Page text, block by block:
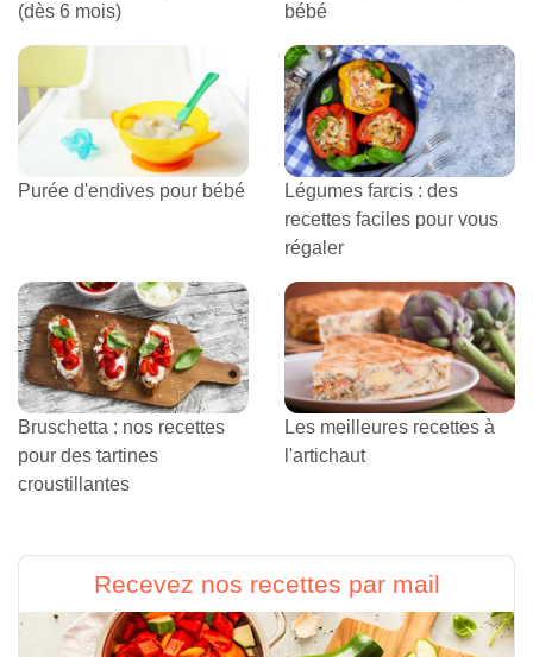
(dès 6 mois)
bébé
Purée d'endives pour bébé
Légumes farcis : des
recettes faciles pour vous
régaler
Bruschetta : nos recettes
pour des tartines
croustillantes
Les meilleures recettes à
l'artichaut
Recevez nos recettes par mail